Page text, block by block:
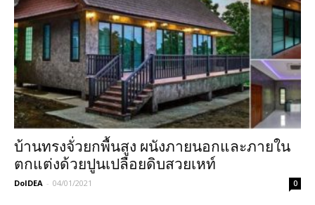
บ้านทรงจั่วยกพื้นสูง ผนังภายนอกและภายใน
ตกแต่งด้วยปูนเปลือยดิบสวยเหท์
DoIDEA - 04/01/2021 0